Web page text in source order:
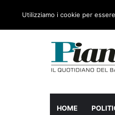
HOME
Utilizziamo i cookie per